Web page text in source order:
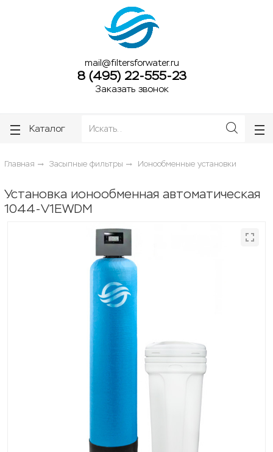
mail@filtersforwater.ru
8 (495) 22-555-23
Заказать звонок
Каталог
Главная Засыпные фильтры Ионообменные установки
Установка ионообменная автоматическая
1044-V1EWDM